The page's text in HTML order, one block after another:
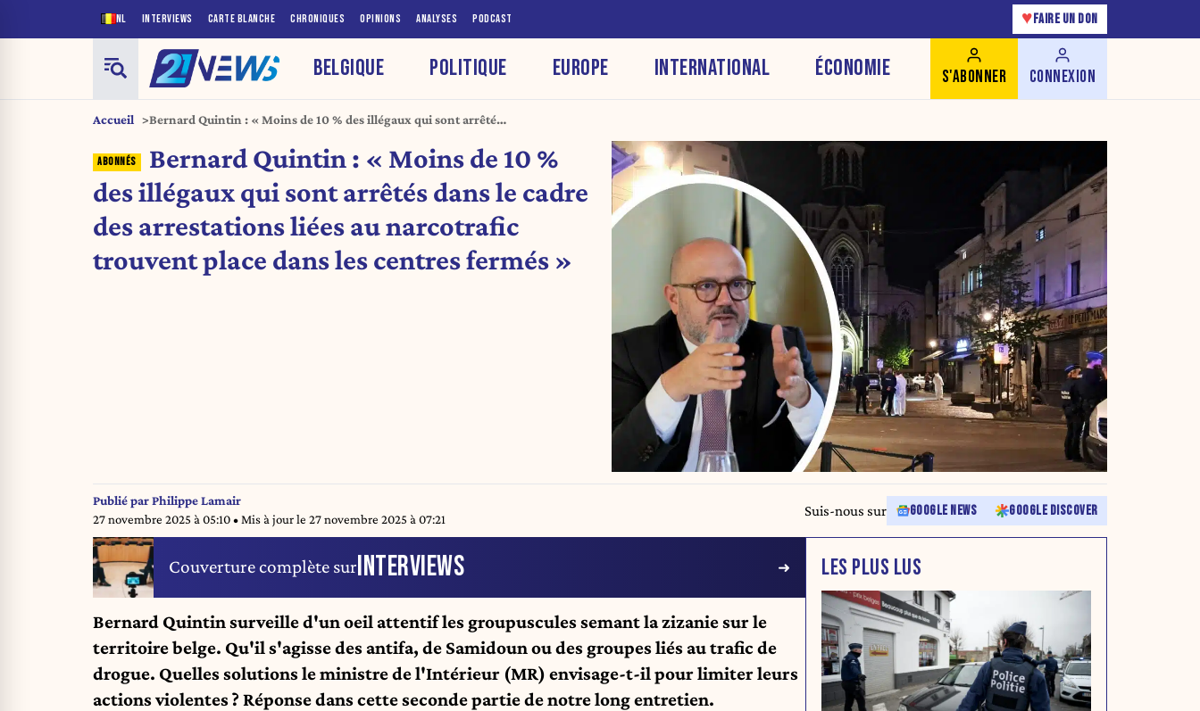
NL INTERVIEWS CARTE BLANCHE CHRONIQUES OPINIONS ANALYSES PODCAST ♥ FAIRE UN DON
BELGIQUE POLITIQUE EUROPE INTERNATIONAL ÉCONOMIE S'ABONNER CONNEXION
Accueil
Bernard Quintin : « Moins de 10 % des illégaux qui sont arrêtés
place dans les centres fermés »
Bernard Quintin : « Moins de 10 %
des illégaux qui sont arrêtés dans le cadre
des arrestations liées au narcotrafic
trouvent place dans les centres fermés »
Publié parPhilippe Lamair
27 novembre 2025 à 05:10• Mis à jour le 27 novembre 2025 à 07:21
Suis-nous sur GOOGLE NEWS GOOGLE DISCOVER
Couverture complète surINTERVIEWS
Bernard Quintin surveille d'un oeil attentif les groupuscules semant la zizanie sur le
territoire belge. Qu'il s'agisse des antifa, de Samidoun ou des groupes liés au trafic de
drogue. Quelles solutions le ministre de l'Intérieur (MR) envisage-t-il pour limiter leurs
actions violentes ? Réponse dans cette seconde partie de notre long entretien.
LES PLUS LUS